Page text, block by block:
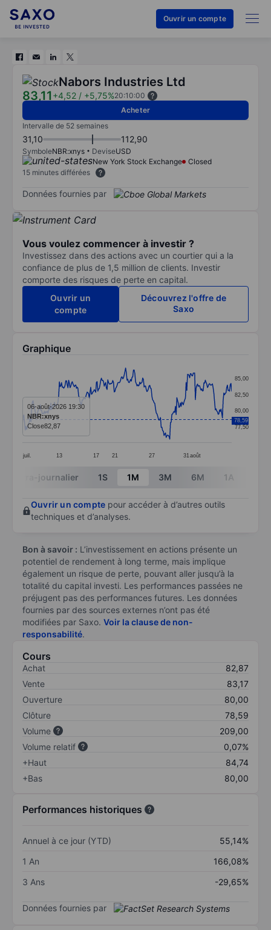
Ouvrir un compte
Nabors Industries Ltd
83,11+4,52 / +5,75%20:10:00
Acheter
Intervalle de 52 semaines
31,10 112,90
SymboleNBR:xnys DeviseUSD
New York Stock Exchange
Closed
15 minutes différées
Données fournies par
Vous voulez commencer à investir ?
Investissez dans des actions avec un courtier qui a la
confiance de plus de 1,5 million de clients. Investir
comporte des risques de perte en capital.
Ouvrir un
compte
Découvrez l'offre de
Saxo
Graphique
Line chart with 295 data points.
The chart has 1 X axis displaying categories.
The chart has 1 Y axis displaying values. Data
juil. 13 17 21 27 31 août
77,50
80,00
82,50
85,00
78,59
06-août-2026 19:30
NBR:xnys
Close82,87
End of interactive chart.
Intra-journalier 1S 1M 3M 6M 1A
Ouvrir un compte pour accéder à d’autres outils
techniques et d’analyses.
Bon à savoir : L’investissement en actions présente un
potentiel de rendement à long terme, mais implique
également un risque de perte, pouvant aller jusqu’à la
totalité du capital investi. Les performances passées ne
préjugent pas des performances futures. Les données
fournies par des sources externes n’ont pas été
modifiées par Saxo. Voir la clause de non-
responsabilité.
Cours
Achat
82,87
Vente
83,17
Ouverture
80,00
Clôture
78,59
Volume
209,00
Volume relatif
0,07%
+Haut
84,74
+Bas
80,00
Performances historiques
Annuel à ce jour (YTD)
55,14%
1 An
166,08%
3 Ans
-29,65%
Données fournies par